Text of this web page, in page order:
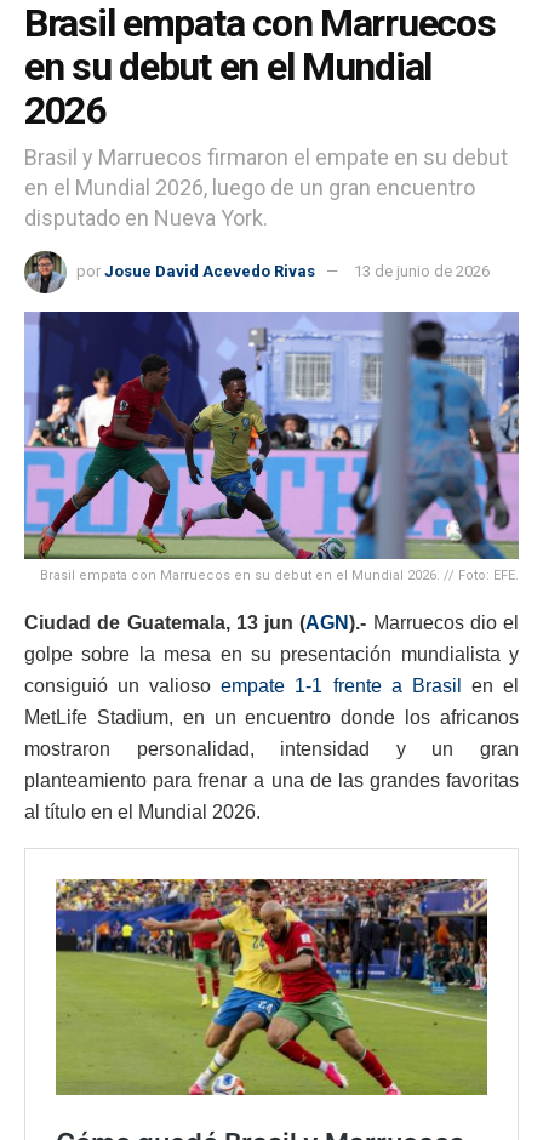
Brasil empata con Marruecos
en su debut en el Mundial
2026
Brasil y Marruecos firmaron el empate en su debut
en el Mundial 2026, luego de un gran encuentro
disputado en Nueva York.
por Josue David Acevedo Rivas 13 de junio de 2026
Brasil empata con Marruecos en su debut en el Mundial 2026. // Foto: EFE.
Ciudad de Guatemala, 13 jun (AGN).- Marruecos dio el
golpe sobre la mesa en su presentación mundialista y
consiguió un valiosoempate 1-1 frente a Brasil
en el
MetLife Stadium, en un encuentro donde los africanos
mostraron personalidad, intensidad y un gran
planteamiento para frenar a una de las grandes favoritas
al título en el Mundial 2026.